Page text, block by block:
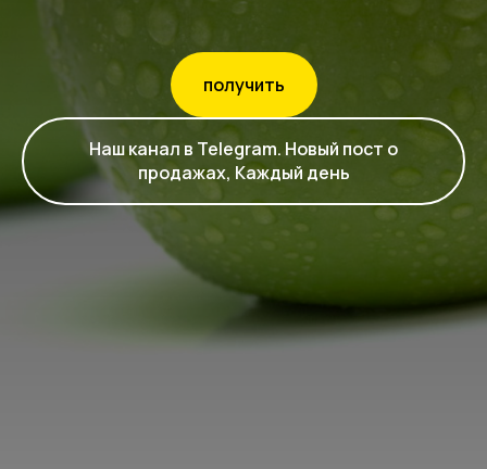
получить
Наш канал в Telegram. Новый пост о
продажах, Каждый день